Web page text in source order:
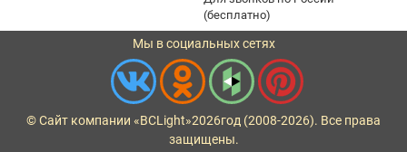
(бесплатно)
Мы в социальных сетях
© Сайт компании «BCLight»2026год (2008-2026). Все права
защищены.